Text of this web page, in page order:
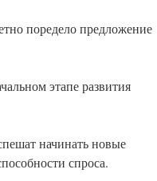
поредело предложение
этапе развития
начинать новые
спроса.